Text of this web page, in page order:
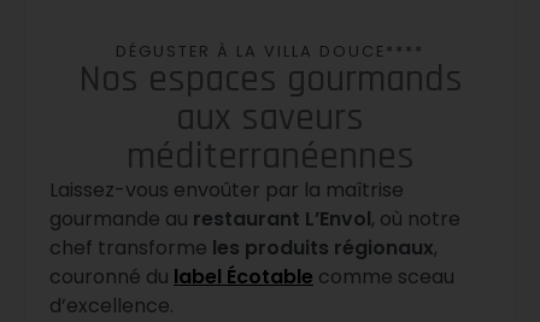
DÉGUSTER À LA VILLA DOUCE****
Nos espaces gourmands
aux saveurs
méditerranéennes
Laissez-vous envoûter par la maîtrise
gourmande au restaurant L’Envol, où notre
chef transforme les produits régionaux,
couronné du label Écotable comme sceau
d’excellence.